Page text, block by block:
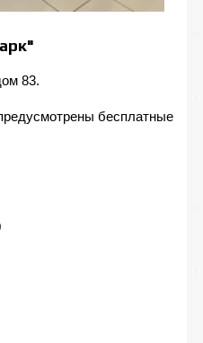
83.
бесплатные